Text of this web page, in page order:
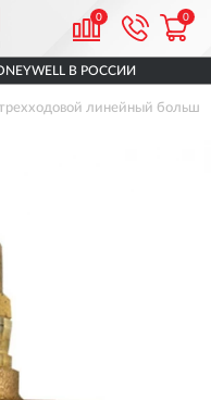
0 0
В РОССИИ
линейный